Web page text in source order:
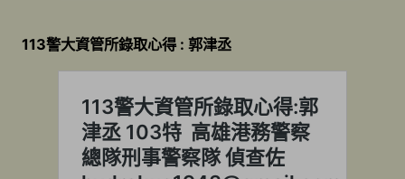
113警大資管所錄取心得 : 郭津丞